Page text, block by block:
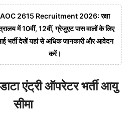
AOC 2615 Recruitment 2026: रक्षा
में 10वीं, 12वीं, ग्रेजुएट पास वालों के लिए
भर्ती देखें यहां से अधिक जानकारी और आवेदन
करें।
एंट्री ऑपरेटर भर्ती आयु
सीमा